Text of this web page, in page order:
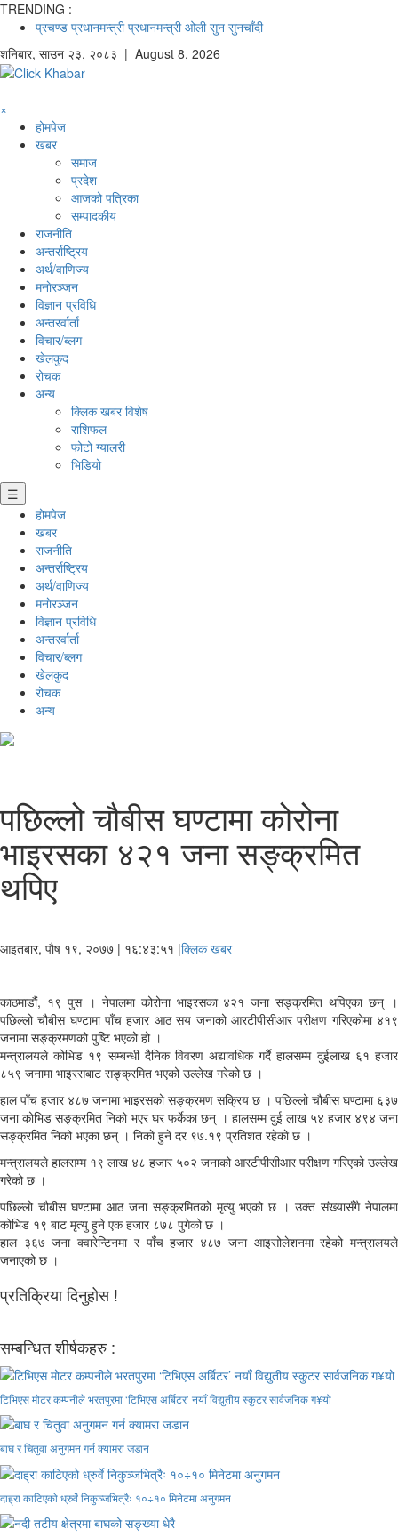
TRENDING :
प्रचण्ड प्रधानमन्त्री प्रधानमन्त्री ओली सुन सुनचाँदी
शनिबार, साउन २३, २०८३ | August 8, 2026
×
होमपेज
खबर
समाज
प्रदेश
आजको पत्रिका
सम्पादकीय
राजनीति
अन्तर्राष्ट्रिय
अर्थ/वाणिज्य
मनाेरञ्जन
विज्ञान प्रविधि
अन्तरर्वार्ता
विचार/ब्लग
खेलकुद
रोचक
अन्य
क्लिक खबर विशेष
राशिफल
फोटो ग्यालरी
भिडियो
☰
होमपेज
खबर
राजनीति
अन्तर्राष्ट्रिय
अर्थ/वाणिज्य
मनाेरञ्जन
विज्ञान प्रविधि
अन्तरर्वार्ता
विचार/ब्लग
खेलकुद
रोचक
अन्य
पछिल्लो चौबीस घण्टामा कोरोना
भाइरसका ४२१ जना सङ्क्रमित
थपिए
आइतबार, पौष १९, २०७७ | १६:४३:५१ |क्लिक खबर
काठमाडौं, १९ पुस । नेपालमा कोरोना भाइरसका ४२१ जना सङ्क्रमित थपिएका छन् ।
पछिल्लो चौबीस घण्टामा पाँच हजार आठ सय जनाको आरटीपीसीआर परीक्षण गरिएकोमा ४१९
जनामा सङ्क्रमणको पुष्टि भएको हो ।
मन्त्रालयले कोभिड १९ सम्बन्धी दैनिक विवरण अद्यावधिक गर्दै हालसम्म दुईलाख ६१ हजार
८५९ जनामा भाइरसबाट सङ्क्रमित भएको उल्लेख गरेको छ ।
हाल पाँच हजार ४८७ जनामा भाइरसको सङ्क्रमण सक्रिय छ । पछिल्लो चौबीस घण्टामा ६३७
जना कोभिड सङ्क्रमित निको भएर घर फर्केका छन् । हालसम्म दुई लाख ५४ हजार ४९४ जना
सङ्क्रमित निको भएका छन् । निकाे हुने दर ९७.१९ प्रतिशत रहेकाे छ ।
मन्त्रालयले हालसम्म १९ लाख ४८ हजार ५०२ जनाको आरटीपीसीआर परीक्षण गरिएको उल्लेख
गरेको छ ।
पछिल्लो चौबीस घण्टामा आठ जना सङ्क्रमितको मृत्यु भएको छ । उक्त संख्यासँगै नेपालमा
कोभिड १९ बाट मृत्यु हुने एक हजार ८७८ पुगेको छ ।
हाल ३६७ जना क्वारेन्टिनमा र पाँच हजार ४८७ जना आइसोलेशनमा रहेको मन्त्रालयले
जनाएको छ ।
प्रतिक्रिया दिनुहोस !
सम्बन्धित शीर्षकहरु :
टिभिएस मोटर कम्पनीले भरतपुरमा ‘टिभिएस अर्बिटर’ नयाँ विद्युतीय स्कुटर सार्वजनिक ग¥यो
बाघ र चितुवा अनुगमन गर्न क्यामरा जडान
दाह्रा काटिएको ध्रुर्वे निकुञ्जभित्रैः १०÷१० मिनेटमा अनुगमन